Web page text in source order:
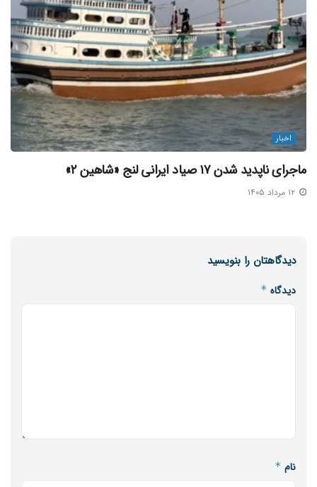
اخبار
ماجرای ناپدید شدن ۱۷ صیاد ایرانی لنج «شاهین ۲»
دیدگاهتان را بنویسید
دیدگاه *
نام *